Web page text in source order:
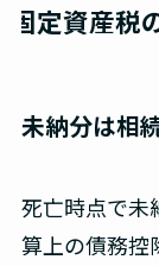
固定資産税
未納分は相
死亡時点で未
算上の債務控